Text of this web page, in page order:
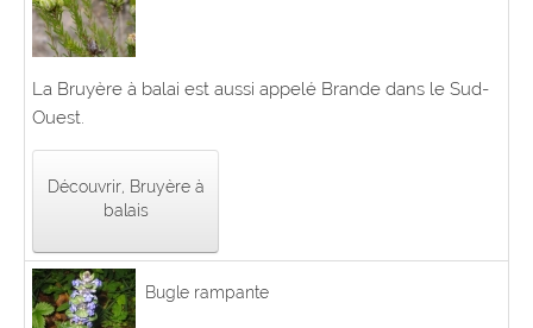
La Bruyère à balai est aussi appelé Brande dans le Sud-
Ouest.
Découvrir, Bruyère à
balais
Bugle rampante